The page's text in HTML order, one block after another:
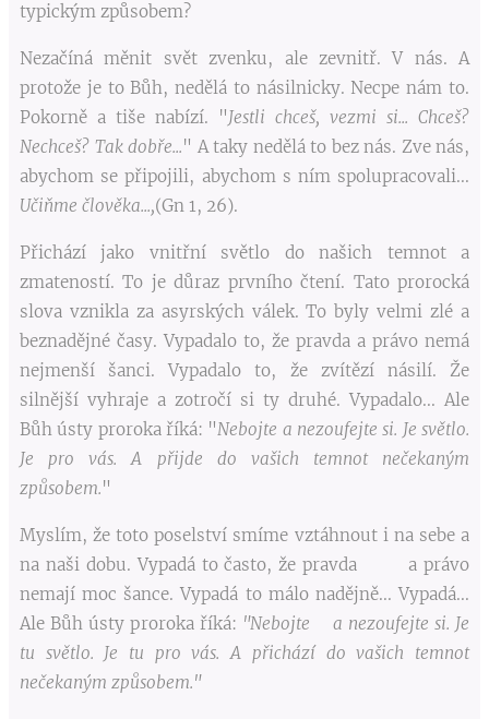
typickým způsobem?
Nezačíná měnit svět zvenku, ale zevnitř. V nás. A
protože je to Bůh, nedělá to násilnicky. Necpe nám to.
Pokorně a tiše nabízí. "Jestli chceš, vezmi si... Chceš?
Nechceš? Tak dobře..." A taky nedělá to bez nás. Zve nás,
abychom se připojili, abychom s ním spolupracovali...
Učiňme člověka...,(Gn 1, 26).
Přichází jako vnitřní světlo do našich temnot a
zmateností. To je důraz prvního čtení. Tato prorocká
slova vznikla za asyrských válek. To byly velmi zlé a
beznadějné časy. Vypadalo to, že pravda a právo nemá
nejmenší šanci. Vypadalo to, že zvítězí násilí. Že
silnější vyhraje a zotročí si ty druhé. Vypadalo... Ale
Bůh ústy proroka říká: "Nebojte a nezoufejte si. Je světlo.
Je pro vás. A přijde do vašich temnot nečekaným
způsobem."
Myslím, že toto poselství smíme vztáhnout i na sebe a
na naši dobu. Vypadá to často, že pravda a právo
nemají moc šance. Vypadá to málo nadějně... Vypadá...
Ale Bůh ústy proroka říká: "Nebojte a nezoufejte si. Je
tu světlo. Je tu pro vás. A přichází do vašich temnot
nečekaným způsobem."